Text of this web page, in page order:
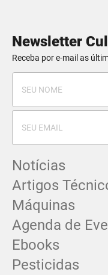
Newsletter
Receba por e-mail as
Notícias
Artigos
Máquinas
Agenda de
Ebooks
Pesticidas